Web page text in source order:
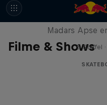
Filme & Shows
Madars Apse
5 Staffel